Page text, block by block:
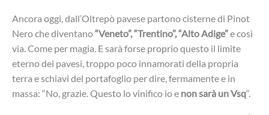
Ancora oggi, dall’Oltrepò pavese partono cisterne di Pinot
Nero che diventano“Veneto”, “Trentino”, “Alto Adige”e così
via. Come per magia. E sarà forse proprio questo il limite
eterno dei pavesi, troppo poco innamorati della propria
terra e schiavi del portafoglio per dire, fermamente e in
massa: “No, grazie. Questo lo vinifico io e non sarà un Vsq“.